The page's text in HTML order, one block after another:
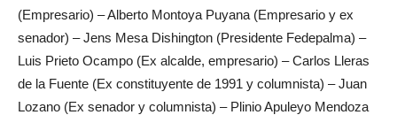
(Empresario) – Alberto Montoya Puyana (Empresario y ex
senador) – Jens Mesa Dishington (Presidente Fedepalma) –
Luis Prieto Ocampo (Ex alcalde, empresario) – Carlos Lleras
de la Fuente (Ex constituyente de 1991 y columnista) – Juan
Lozano (Ex senador y columnista) – Plinio Apuleyo Mendoza